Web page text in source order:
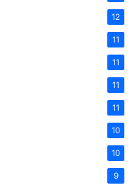
12
11
11
11
11
10
10
9